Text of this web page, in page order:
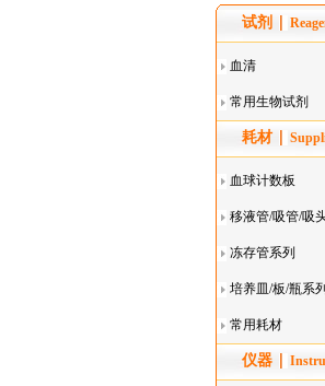
试剂
血清
常用生物试剂
耗材
血球计数板
移液管/吸管/吸
系列
冻存管系列
培养皿/板/瓶系列
常用耗材
仪器